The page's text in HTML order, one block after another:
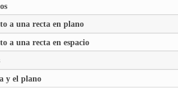
a una recta en plano
a una recta en espacio
y el plano